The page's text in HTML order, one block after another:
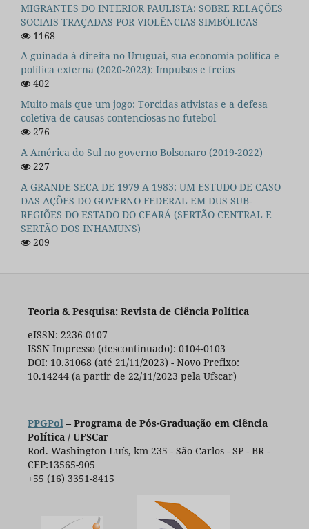
MIGRANTES DO INTERIOR PAULISTA: SOBRE RELAÇÕES
SOCIAIS TRAÇADAS POR VIOLÊNCIAS SIMBÓLICAS
1168
A guinada à direita no Uruguai, sua economia política e
política externa (2020-2023): Impulsos e freios
402
Muito mais que um jogo: Torcidas ativistas e a defesa
coletiva de causas contenciosas no futebol
276
A América do Sul no governo Bolsonaro (2019-2022)
227
A GRANDE SECA DE 1979 A 1983: UM ESTUDO DE CASO
DAS AÇÕES DO GOVERNO FEDERAL EM DUS SUB-
REGIÕES DO ESTADO DO CEARÁ (SERTÃO CENTRAL E
SERTÃO DOS INHAMUNS)
209
Teoria & Pesquisa: Revista de Ciência Política
eISSN: 2236-0107
ISSN Impresso (descontinuado): 0104-0103
DOI: 10.31068 (até 21/11/2023) - Novo Prefixo:
10.14244 (a partir de 22/11/2023 pela Ufscar)
PPGPol– Programa de Pós-Graduação em Ciência
Política / UFSCar
Rod. Washington Luís, km 235 - São Carlos - SP - BR -
CEP:13565-905
+55 (16) 3351-8415